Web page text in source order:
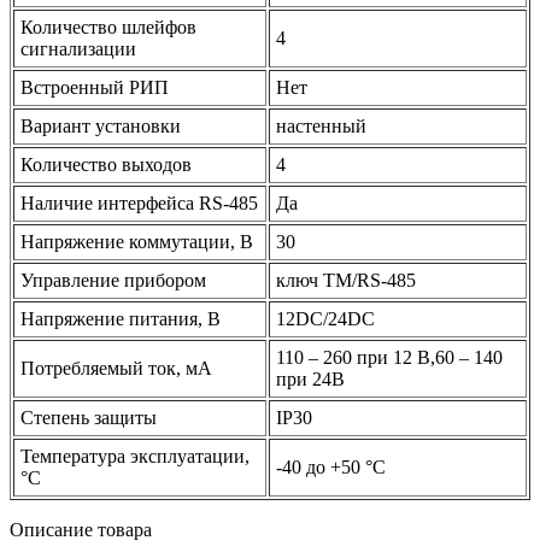
Количество шлейфов
сигнализации
4
Встроенный РИП
Нет
Вариант установки
настенный
Количество выходов
4
Наличие интерфейса RS-485
Да
Напряжение коммутации, В
30
Управление прибором
ключ ТМ/RS-485
Напряжение питания, В
12DC/24DC
Потребляемый ток, мА
110 – 260 при 12 В,60 – 140
при 24В
Степень защиты
IP30
Температура эксплуатации,
°С
-40 до +50 °C
Описание товара